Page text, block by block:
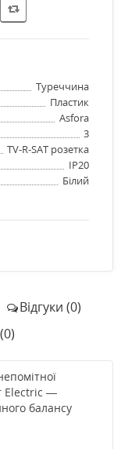
Туреччина
Пластик
Asfora
3
TV-R-SAT розетка
IP20
Білий
Відгуки (0)
Electric —
балансу